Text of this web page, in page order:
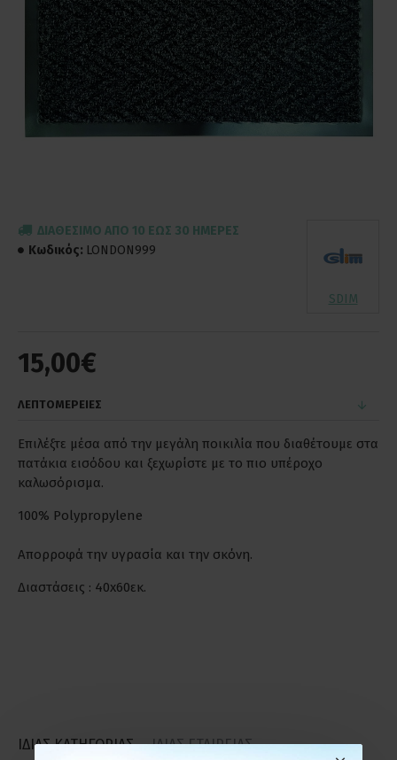
15,00€
ΔΙΑΘΈΣΙΜΟ ΑΠΌ 10 ΈΩΣ 30 ΗΜΈΡΕΣ
Κωδικός: LONDON999
SDIM
ΛΕΠΤΟΜΕΡΕΙΕΣ
Επιλέξτε μέσα από την μεγάλη ποικιλία που διαθέτουμε στα
πατάκια εισόδου και ξεχωρίστε με το πιο υπέροχο
καλωσόρισμα.
100% Polypropylene
Απορροφά την υγρασία και την σκόνη.
Διαστάσεις : 40x60εκ.
ΙΔΙΑΣ ΚΑΤΗΓΟΡΙΑΣ ΙΔΙΑΣ ΕΤΑΙΡΕΙΑΣ